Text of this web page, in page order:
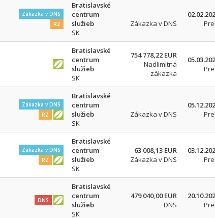
Zákazka v DNS
RZ
Bratislavské
centrum
služieb
SK
Zákazka v DNS
Bratislavské
centrum
služieb
SK
754 778,22 EUR
Nadlimitná
zákazka
Zákazka v DNS
RZ
Bratislavské
centrum
služieb
SK
Zákazka v DNS
Zákazka v DNS
RZ
Bratislavské
centrum
služieb
SK
63 008,13 EUR
Zákazka v DNS
DNS
Bratislavské
centrum
služieb
SK
479 040,00 EUR
DNS